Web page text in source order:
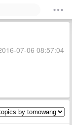
07-06 08:57:04